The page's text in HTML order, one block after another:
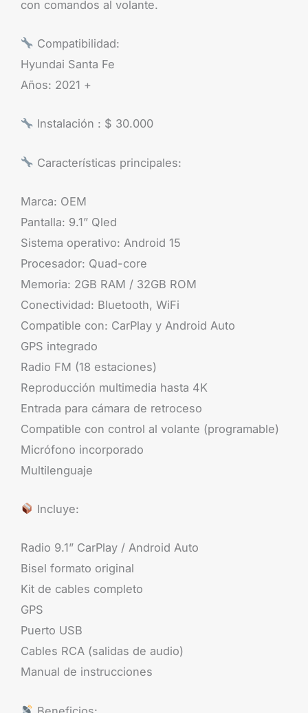
con comandos al volante.
Compatibilidad:
Hyundai Santa Fe
Años: 2021 +
Instalación : $ 30.000
Características principales:
Marca: OEM
Pantalla: 9.1” Qled
Sistema operativo: Android 15
Procesador: Quad-core
Memoria: 2GB RAM / 32GB ROM
Conectividad: Bluetooth, WiFi
Compatible con: CarPlay y Android Auto
GPS integrado
Radio FM (18 estaciones)
Reproducción multimedia hasta 4K
Entrada para cámara de retroceso
Compatible con control al volante (programable)
Micrófono incorporado
Multilenguaje
Incluye:
Radio 9.1” CarPlay / Android Auto
Bisel formato original
Kit de cables completo
GPS
Puerto USB
Cables RCA (salidas de audio)
Manual de instrucciones